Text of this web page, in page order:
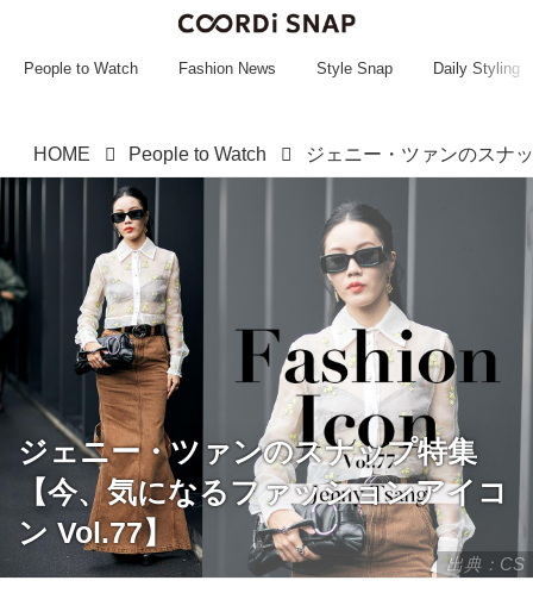
~~~~~~~~~~~
People to Watch Fashion News Style Snap Daily Styling
HOME People to Watch
出典：CS
ジェニー・ツァンのスナップ特集
【今、気になるファッションアイコ
ン Vol.77】